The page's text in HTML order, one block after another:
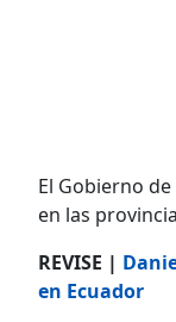
El Gobierno de
en las
REVISE |
en Ecuador